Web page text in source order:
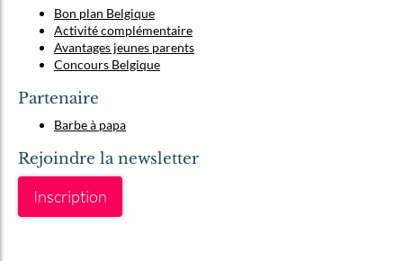
Bon plan Belgique
Activité complémentaire
Avantages jeunes parents
Concours Belgique
Partenaire
Barbe à papa
Rejoindre la newsletter
Inscription